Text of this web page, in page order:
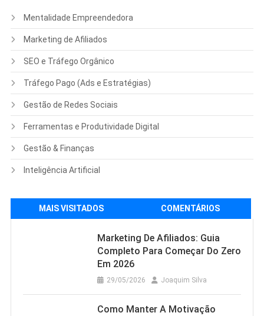
Mentalidade Empreendedora
Marketing de Afiliados
SEO e Tráfego Orgânico
Tráfego Pago (Ads e Estratégias)
Gestão de Redes Sociais
Ferramentas e Produtividade Digital
Gestão & Finanças
Inteligência Artificial
MAIS VISITADOS COMENTÁRIOS
Marketing De Afiliados: Guia
Completo Para Começar Do Zero
Em 2026
29/05/2026 Joaquim Silva
Como Manter A Motivação